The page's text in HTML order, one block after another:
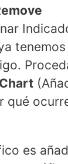
qué
es